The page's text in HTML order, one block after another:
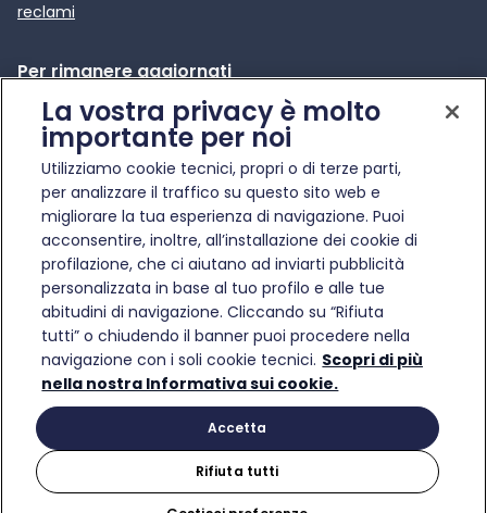
Acquista Acquista
reclami
Per rimanere aggiornati
News e comunicati stampa
Infotraffico
Apre in una nuova scheda
Etica e Compliance
© Gruppo FS Italiane 2025
Condizioni di trasporto
Protezione dati personali
Informativa sui cookie
Gestisci preferenze
Partita Iva 17182881007
La vostra privacy è molto
importante per noi
Utilizziamo cookie tecnici, propri o di terze parti,
per analizzare il traffico su questo sito web e
migliorare la tua esperienza di navigazione. Puoi
acconsentire, inoltre, all’installazione dei cookie di
profilazione, che ci aiutano ad inviarti pubblicità
personalizzata in base al tuo profilo e alle tue
abitudini di navigazione. Cliccando su “Rifiuta
tutti” o chiudendo il banner puoi procedere nella
navigazione con i soli cookie tecnici. Scopri di più
nella nostra Informativa sui cookie.
Rifiuta tutti
Accetta